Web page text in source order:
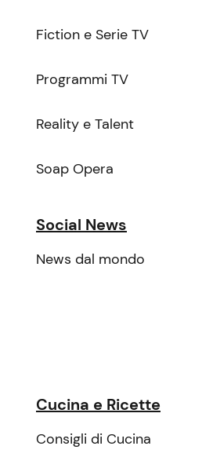
Fiction e Serie TV
Programmi TV
Reality e Talent
Soap Opera
Social News
News dal mondo
Cucina e Ricette
Consigli di Cucina